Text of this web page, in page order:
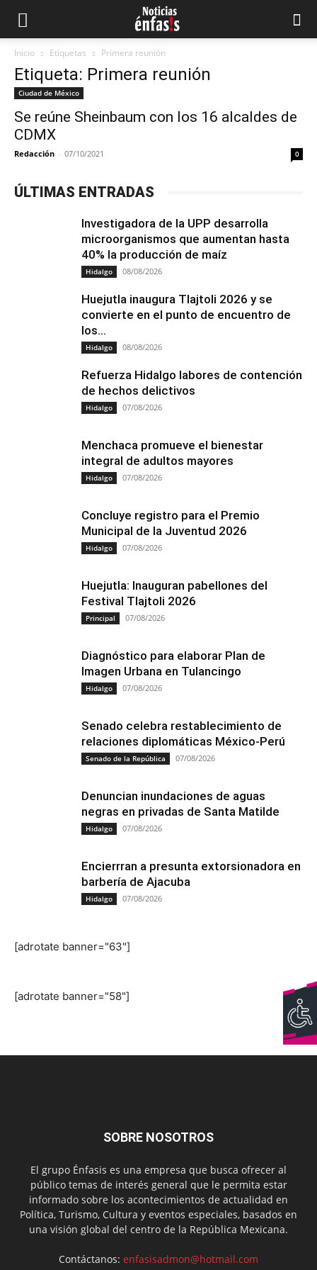
Inicio Etiquetas Primera reunión
Etiqueta: Primera reunión
Ciudad de México
Se reúne Sheinbaum con los 16 alcaldes de
CDMX
Redacción - 07/10/2021 0
ÚLTIMAS ENTRADAS
Investigadora de la UPP desarrolla
microorganismos que aumentan hasta
40% la producción de maíz
Hidalgo 08/08/2026
Huejutla inaugura Tlajtoli 2026 y se
convierte en el punto de encuentro de
los...
Hidalgo 08/08/2026
Refuerza Hidalgo labores de contención
de hechos delictivos
Hidalgo 07/08/2026
Menchaca promueve el bienestar
integral de adultos mayores
Hidalgo 07/08/2026
Concluye registro para el Premio
Municipal de la Juventud 2026
Hidalgo 07/08/2026
Huejutla: Inauguran pabellones del
Festival Tlajtoli 2026
Principal 07/08/2026
Diagnóstico para elaborar Plan de
Imagen Urbana en Tulancingo
Hidalgo 07/08/2026
Senado celebra restablecimiento de
relaciones diplomáticas México-Perú
Senado de la República 07/08/2026
Denuncian inundaciones de aguas
negras en privadas de Santa Matilde
Hidalgo 07/08/2026
Encierrran a presunta extorsionadora en
barbería de Ajacuba
Hidalgo 07/08/2026
[adrotate banner="63"]
[adrotate banner="58"]
SOBRE NOSOTROS
El grupo Énfasis es una empresa que busca ofrecer al
público temas de interés general que le permita estar
informado sobre los acontecimientos de actualidad en
Política, Turismo, Cultura y eventos especiales, basados en
una visión global del centro de la República Mexicana.
Contáctanos: enfasisadmon@hotmail.com